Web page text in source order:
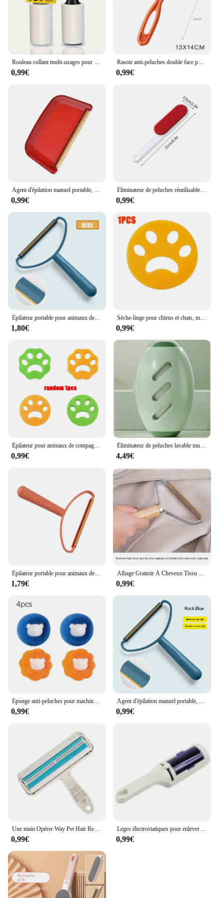
Rouleau collant multi-usages pour enlever les poils de poulet, brosse de dépoussiérage domestique, outils de livres pour animaux de compagnie, chat, chien, 120 feuilles, 300 feuilles
0,99€
Rasoir anti-peluches double face pour vêtements, rasoir pour tapis, pull, tissu pelucheux, grattoir, brosse, fourrure d'animaux, outils de nettoyage
0,99€
Agent d'épilation manuel portable, rasoir double face, boule dépilatoire, poils de tapis, laine, manteau, vêtements, outil de brosse
0,99€
Éliminateur de peluches réutilisable pour vêtements magiques, brosse à rouleau de fourrure de poils de chat pour animaux de compagnie, brosses de livres de dépoussiérage, outil de nettoyage manuel
0,99€
Épilateur portable pour animaux de compagnie, épilateur pour chien et chat, épilateur de charpie, râteau à tapis, brosse à charpie pour pull, tapis, canapé, lit pour animaux de compagnie, meubles
1,80€
Sèche-linge pour chiens et chats, machine à laver réutilisable, piège à poils d'animaux, dissolvant de charpie, accessoires de lessive
0,99€
Épilateur pour animaux de compagnie, accessoire de machine à laver, chat, chien, fourrure, charpie, sèche-linge, réutilisable, livres, attrape-linge
0,99€
Éliminateur de peluches lavable multifonctionnel, rouleau portable pour vêtements, épilateur pour animaux de compagnie, éliminateur de poussière, brosse collante, nouveau
4,49€
Épilateur portable pour animaux de compagnie, double face, brosse manuelle pour enlever les peluches, rasoir Fuzz pour vêtements, tissu, tapis
1,79€
Alliage Grattoir À Cheveux Tissu Tri Et Lissage Outil Cheveux Remover Cachemire Manteau De Laine Et Tissu pour Vêtements Tapis
0,99€
Éponge anti-peluches pour machine à laver les vêtements, boule de lessive, dissolvant de poils de chat, rouleau d'élimination des vêtements et des livres, enlève les chiens
0,99€
Agent d'épilation manuel portable, rasoir double face, boule dépilatoire, poils de tapis, laine, manteau, vêtements, outil de brosse
0,99€
Une main Opérer Way Pet Hair Remover Roller Retrait Chien Chat Auto-Nettoyage Peluches Pet Hair Remov Nettoyage
0,99€
Leges électrostatiques pour enlever la poussière des vêtements, nettoyeur de poils d'animaux, brosse autonettoyante pour chien, poils de chat, poils d'animaux, charpie, meubles
0,99€